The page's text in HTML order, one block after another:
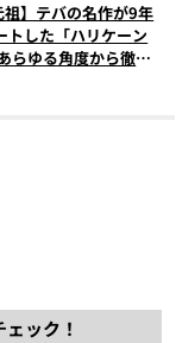
祖】テバの名作が9年
トした「ハリケーン
らゆる角度から徹底
ック！